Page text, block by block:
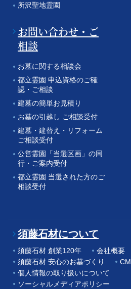
所沢聖地霊園
お問い合わせ・ご
相談
お墓に関する相談会
都立霊園 申込資格のご確
認・ご相談
建墓の簡単お見積り
お墓の引越し ご相談受付
建墓・建替え・リフォーム
ご相談受付
公営霊園「当選区画」の同
行・ご案内受付
都立霊園 当選された方のご
相談受付
須藤石材について
須藤石材 創業120年 会社概要
須藤石材 安心のお墓づくり
CM
個人情報の取り扱いについて
ソーシャルメディアポリシー